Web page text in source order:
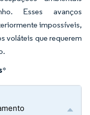
Esses avanços
impossíveis,
voláteis que requerem
*